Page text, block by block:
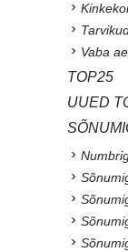
Vaba
TOP25
UUED